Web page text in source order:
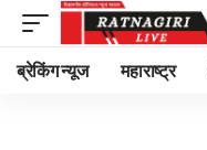
ब्रेकिंग न्यूज महाराष्ट्र